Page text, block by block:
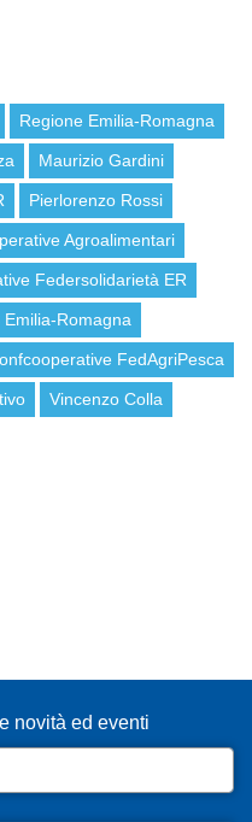
Regione Emilia-Romagna
Maurizio Gardini
Pierlorenzo Rossi
Agroalimentari
Federsolidarietà ER
Emilia-Romagna
FedAgriPesca
Vincenzo Colla
novità ed eventi